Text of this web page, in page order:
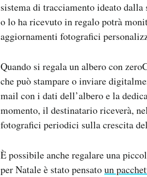
sistema di tracciamento ideato
o lo ha ricevuto in regalo potrà
aggiornamenti fotografici
Quando si regala un albero con
che può stampare o inviare
mail con i dati dell’albero e la
momento, il destinatario riceverà,
fotografici periodici sulla crescita
È possibile ancheregalare una
per Natale è stato pensatoun